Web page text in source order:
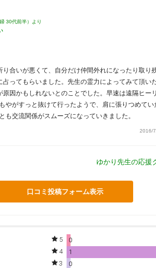
30代前半）より
り合いが悪くて、自分だけ仲間外れになったり取り
占ってもらいました。先生の霊力によってみて頂い
原因かもしれないとのことでした。早速は遠隔ヒー
やがすっと抜けて行ったようで、肩に張りつめて
も交流関係がスムーズになっていきました。
2016/
ゆかり先生の応援
口コミ投稿フォーム表示
5
0
4
1
3
0